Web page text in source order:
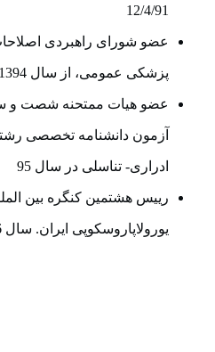
12/4/91
عضو شورای راهبردی
پزشکی عمومی، از سال 1394
آزمون دانشنامه تخصصی
ادراری- تناسلی در سال 95
رییس هشتمین کنگره بین
یورولاپاروسکوپی ایران. سال 2016 (1395)